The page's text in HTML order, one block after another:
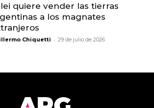
quiere vender las tierras
a los magnates
Chiquetti - 29 de julio de 2026